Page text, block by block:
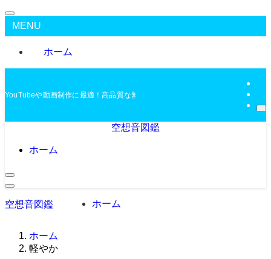
MENU
ホーム
YouTubeや動画制作に最適！高品質な無料BGMを配布中
空想音図鑑
ホーム
空想音図鑑 ホーム
ホーム
軽やか